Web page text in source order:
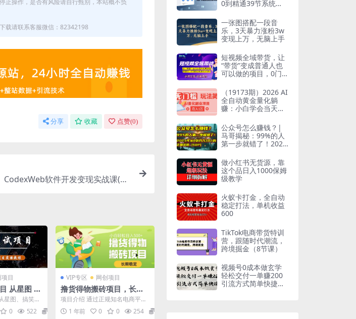
止操作，是否有风险请自行甄别，本站概不负
载请联系客服微信：82342198
分享 收藏 点赞(0)
CodexWeb软件开发变现实战课(完
目
从星图 搞
单品爆破
序变现
星图、搞笑、
爆破几个维
推猫小...
0 522 19.9
VIP专区 网创项目
撸货得物搬砖项目，长期
稳定，小白轻松日入500
➕
项目介绍 通过正规知名电商平
台，以我们给你的方案购买低于
市场价的商品,去卖到得物...
1 年前 0 0 254
0到精通39节系统
底吃透版本控制
一张图搭配一段音
乐，3天暴力涨粉3w
变现上万，无脑上手
短视频全域带货，让
“带货”变成普通人也
可以做的项目，0门
（19173期）2026 AI
全自动黄金量化躺
赚：小白学会当天学
公众号怎么赚钱？|
马哥揭秘：99%的人
第一步就错了！2025
正确流程 (SOP)
做小红书无货源，靠
这个品日入1000保姆
级教学
火蚁卡打金，全自动
稳定打法，单机收益
600
TikTok电商带货特训
营，跟随时代潮流，
跨境掘金（8节课）
视频号0成本做玄学
轻松交付一单赚200
引流方式简单快捷